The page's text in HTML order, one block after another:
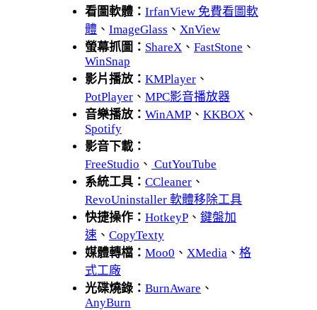
看圖軟體： IrfanView 免費看圖軟
體 、 ImageGlass 、 XnView
螢幕抓圖： ShareX 、 FastStone 、
WinSnap
影片播放： KMPlayer 、
PotPlayer 、 MPC影音播放器
音樂播放： WinAMP 、 KKBOX 、
Spotify
影音下載：
FreeStudio 、 CutYouTube
系統工具： CCleaner 、
RevoUninstaller 軟體移除工具
快捷操作： HotkeyP 、 鍵盤加
速 、 CopyTexty
媒體轉檔： Moo0 、 XMedia 、 格
式工廠
光碟燒錄： BurnAware 、
AnyBurn